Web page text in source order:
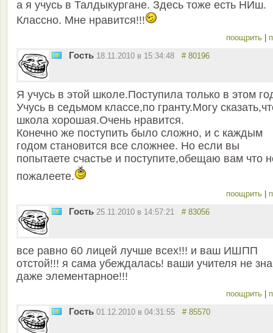
а я учусь в Талдыкургане. Здесь тоже есть НИш.
Классно. Мне нравится!!!
поощрить
Гость 18.11.2010 в 15:34:48 # 80196
Я учусь в этой школе.Поступила только в этом
Учусь в седьмом классе,по гранту.Могу
школа хорошая.Очень нравится.
Конечно же поступить было сложно, и с каждым
годом становится все сложнее. Но если вы
попытаете счастье и поступите,обещаю вам что
пожалеете.
поощрить
Гость 25.11.2010 в 14:57:21 # 83056
все равно 60 лицей лучше всех!!! и ваш ИШПП
отстой!!! я сама убеждалась! ваши учителя не
даже элементарное!!!
поощрить
Гость 01.12.2010 в 04:31:55 # 85570